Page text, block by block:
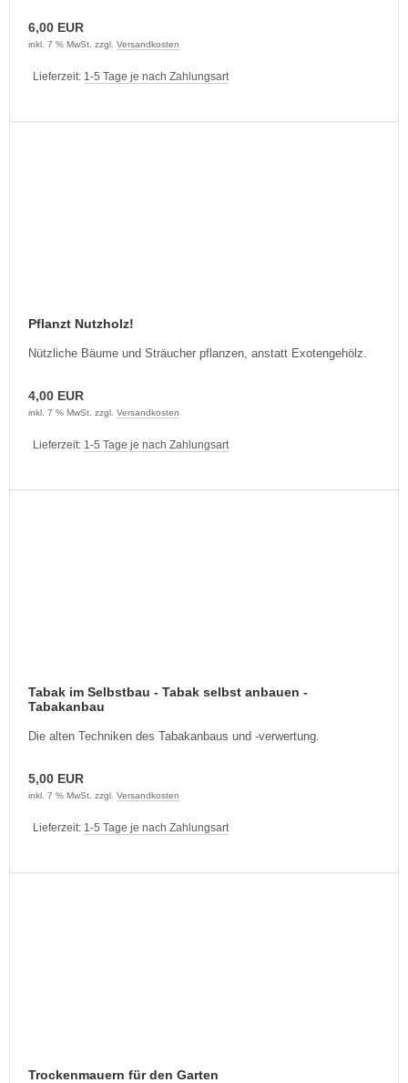
6,00 EUR
inkl. 7 % MwSt. zzgl. Versandkosten
Lieferzeit: 1-5 Tage je nach Zahlungsart
Pflanzt Nutzholz!
Nützliche Bäume und Sträucher pflanzen, anstatt Exotengehölz.
4,00 EUR
inkl. 7 % MwSt. zzgl. Versandkosten
Lieferzeit: 1-5 Tage je nach Zahlungsart
Tabak im Selbstbau - Tabak selbst anbauen -
Tabakanbau
Die alten Techniken des Tabakanbaus und -verwertung.
5,00 EUR
inkl. 7 % MwSt. zzgl. Versandkosten
Lieferzeit: 1-5 Tage je nach Zahlungsart
Trockenmauern für den Garten